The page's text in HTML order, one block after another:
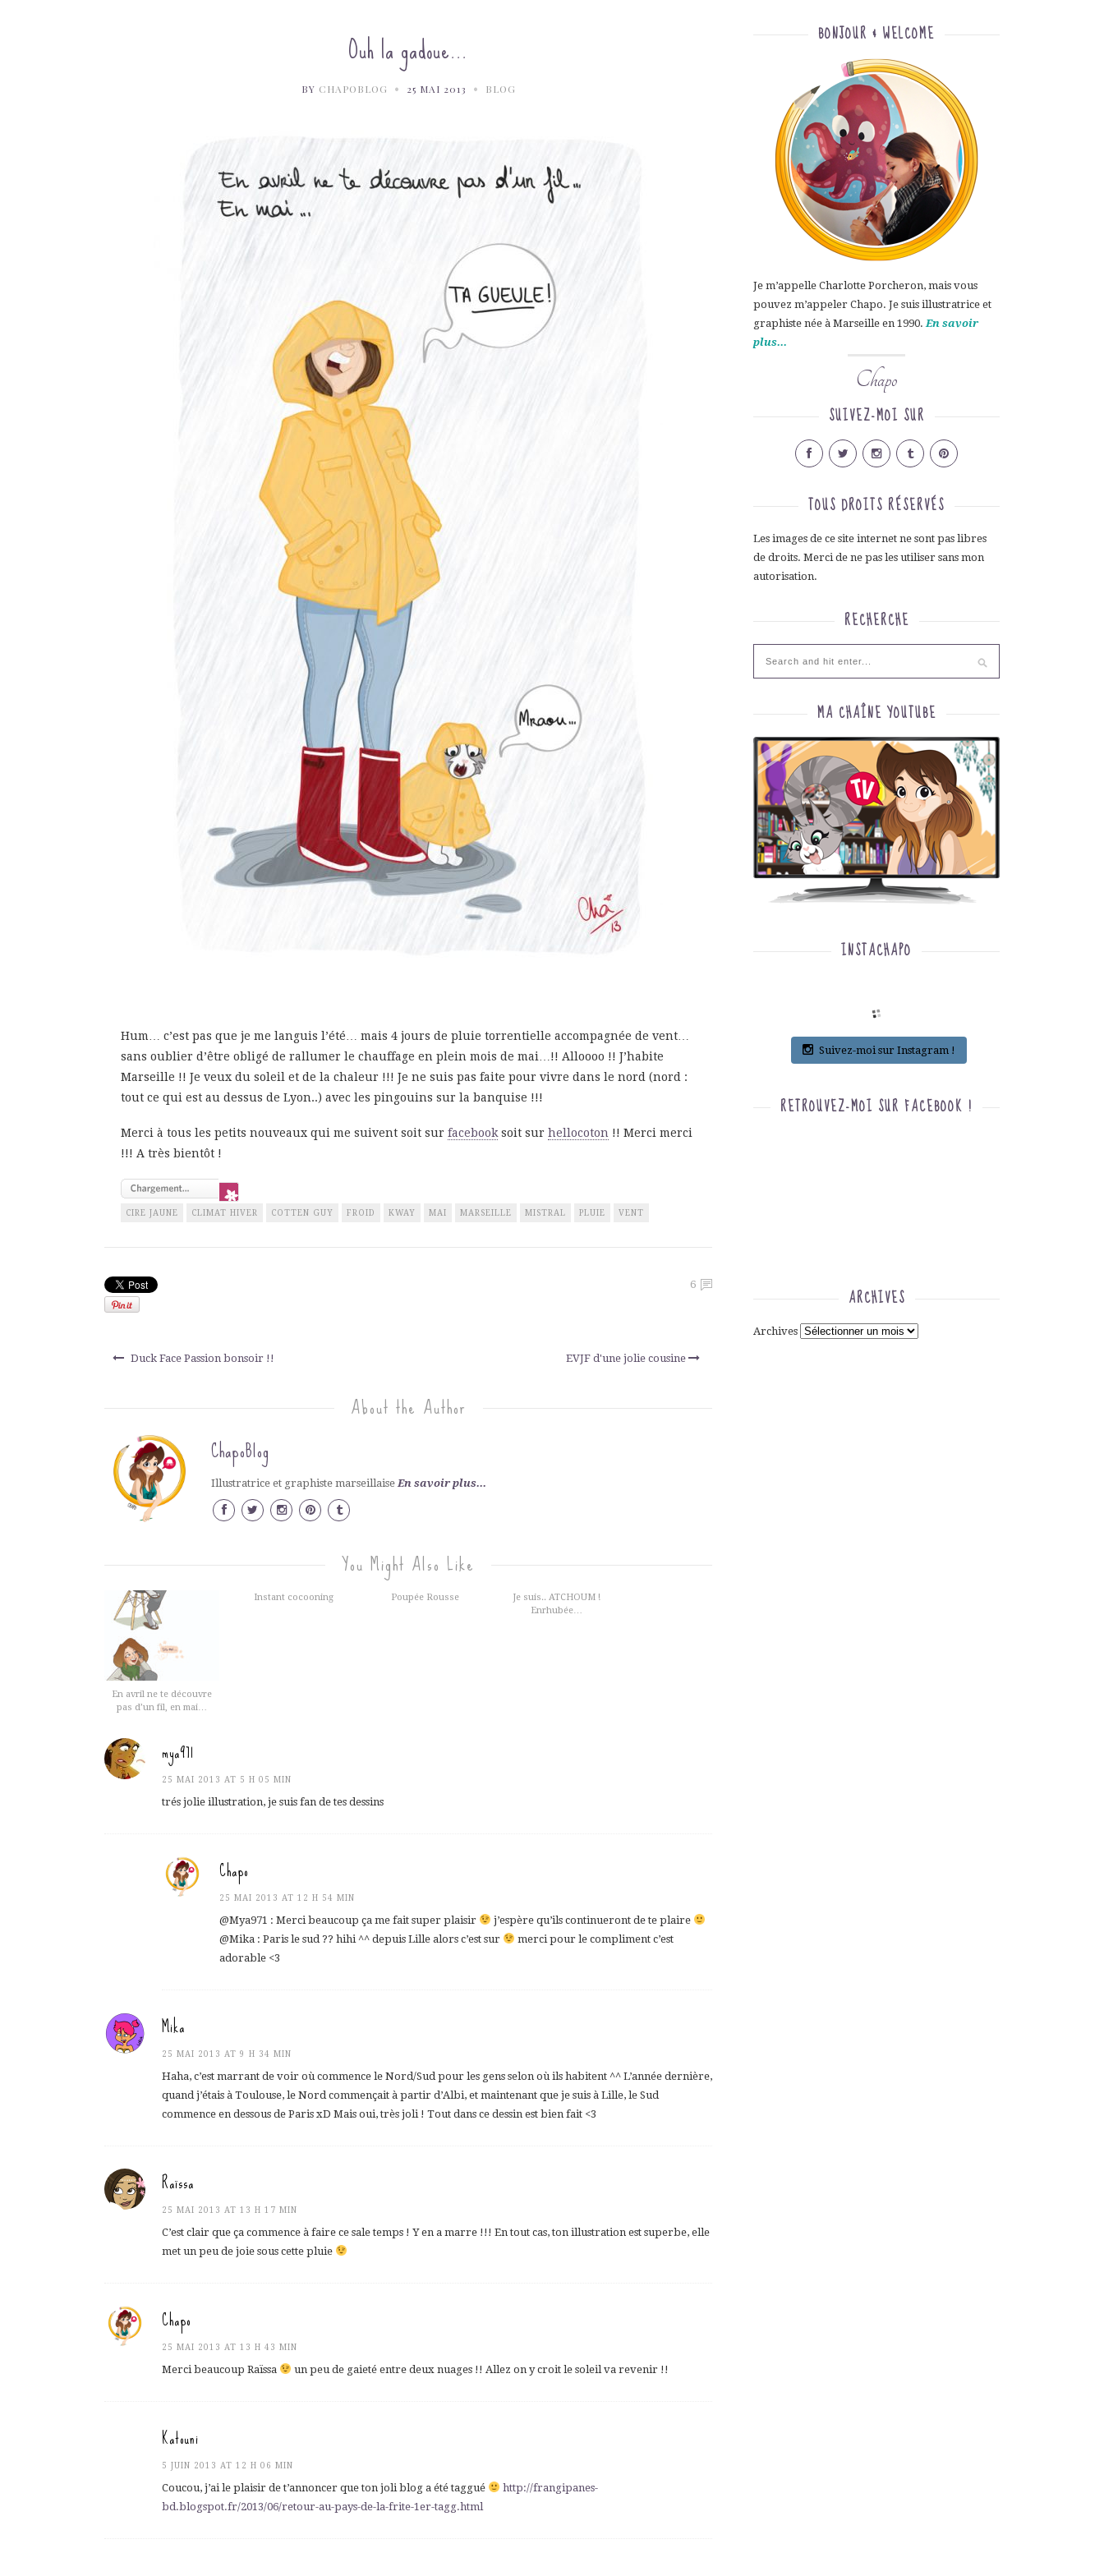
Ouh la gadoue…
BY CHAPOBLOG • 25 MAI 2013 • BLOG
Hum… c’est pas que je me languis l’été… mais 4 jours de pluie torrentielle accompagnée de vent…
sans oublier d’être obligé de rallumer le chauffage en plein mois de mai…!! Alloooo !! J’habite
Marseille !! Je veux du soleil et de la chaleur !!! Je ne suis pas faite pour vivre dans le nord (nord :
tout ce qui est au dessus de Lyon..) avec les pingouins sur la banquise !!!
Merci à tous les petits nouveaux qui me suivent soit sur facebook soit sur hellocoton !! Merci merci
!!! A très bientôt !
CIRE JAUNE CLIMAT HIVER COTTEN GUY FROID KWAY MAI MARSEILLE MISTRAL PLUIE VENT
6
Duck Face Passion bonsoir !! EVJF d'une jolie cousine
About the Author
ChapoBlog
Illustratrice et graphiste marseillaiseEn savoir plus...
You Might Also Like
En avril ne te découvre
pas d’un fil, en mai…
Instant cocooning Poupée Rousse
Je suis.. ATCHOUM !
Enrhubée…
mya971
25 MAI 2013 AT 5 H 05 MIN
trés jolie illustration, je suis fan de tes dessins
Chapo
25 MAI 2013 AT 12 H 54 MIN
@Mya971 : Merci beaucoup ça me fait super plaisir
j’espère qu’ils continueront de te plaire
@Mika : Paris le sud ?? hihi ^^ depuis Lille alors c’est sur
merci pour le compliment c’est
adorable <3
Mika
25 MAI 2013 AT 9 H 34 MIN
Haha, c’est marrant de voir où commence le Nord/Sud pour les gens selon où ils habitent ^^ L’année dernière,
quand j’étais à Toulouse, le Nord commençait à partir d’Albi, et maintenant que je suis à Lille, le Sud
commence en dessous de Paris xD Mais oui, très joli ! Tout dans ce dessin est bien fait <3
Raïssa
25 MAI 2013 AT 13 H 17 MIN
C’est clair que ça commence à faire ce sale temps ! Y en a marre !!! En tout cas, ton illustration est superbe, elle
met un peu de joie sous cette pluie
Chapo
25 MAI 2013 AT 13 H 43 MIN
Merci beaucoup Raïssa un peu de gaieté entre deux nuages !! Allez on y croit le soleil va revenir !!
Katouni
5 JUIN 2013 AT 12 H 06 MIN
Coucou, j’ai le plaisir de t’annoncer que ton joli blog a été taggué
http://frangipanes-
bd.blogspot.fr/2013/06/retour-au-pays-de-la-frite-1er-tagg.html
BONJOUR & WELCOME
Je m’appelle Charlotte Porcheron, mais vous
pouvez m’appeler Chapo. Je suis illustratrice et
graphiste née à Marseille en 1990.En savoir
plus...
Chapo
SUIVEZ-MOI SUR
TOUS DROITS RÉSERVÉS
Les images de ce site internet ne sont pas libres
de droits. Merci de ne pas les utiliser sans mon
autorisation.
RECHERCHE
MA CHAÎNE YOUTUBE
INSTACHAPO
Suivez-moi sur Instagram !
RETROUVEZ-MOI SUR FACEBOOK !
ARCHIVES
Archives